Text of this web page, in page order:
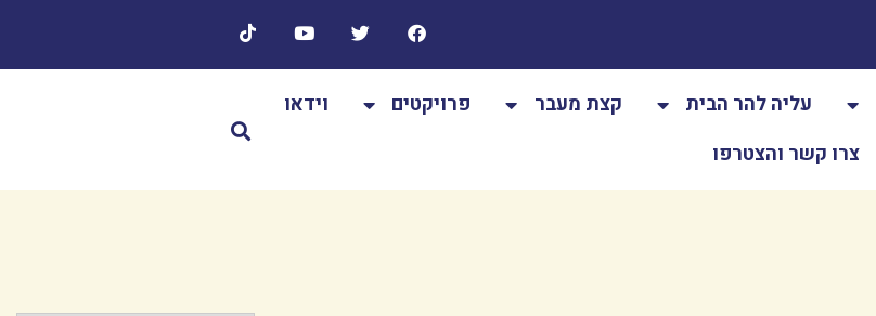
עליה להר הבית קצת מעבר פרויקטים
וידאו
צרו קשר והצטרפו